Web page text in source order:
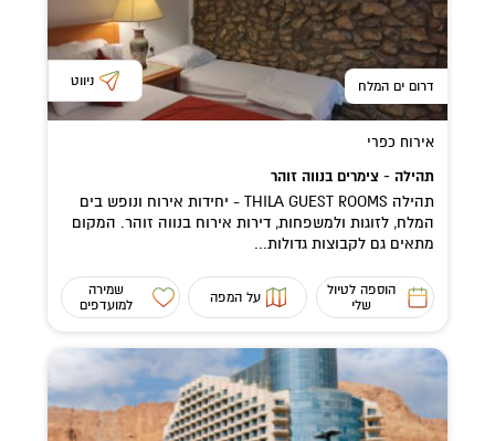
דרום ים המלח ניווט
אירוח כפרי
תהילה - צימרים בנווה זוהר
תהילה THILA GUEST ROOMS - יחידות אירוח ונופש בים
המלח, לזוגות ולמשפחות, דירות אירוח בנווה זוהר. המקום
מתאים גם לקבוצות גדולות...
הוספה לטיול
שלי
על המפה
שמירה
למועדפים